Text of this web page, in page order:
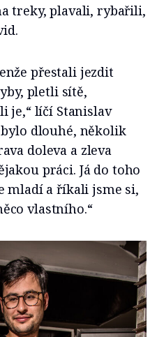
treky, plavali, rybařili,
přestali jezdit
pletli sítě,
je,“ líčí Stanislav
bylo dlouhé, několik
doleva a zleva
práci. Já do toho
mladí a říkali jsme si,
vlastního.“